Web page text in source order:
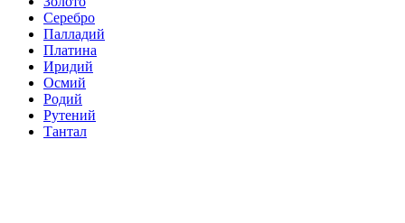
Серебро
Палладий
Платина
Иридий
Осмий
Родий
Рутений
Тантал